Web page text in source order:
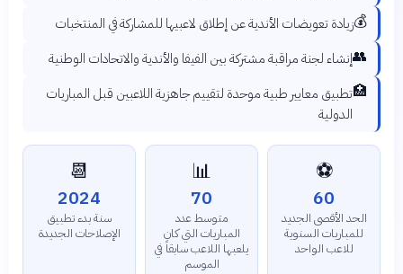
💰زيادة تعويضات الأندية عن إطلاق لاعبيها للمشاركة في المنتخبات
👥إنشاء لجنة مراقبة مشتركة بين الفيفا والأندية والاتحادات الوطنية
🏥تطبيق معايير طبية موحدة لتقييم جاهزية اللاعبين قبل المباريات
الدولية
⚽
60
الحد الأقصى الجديد
للمباريات السنوية
للاعب الواحد
📊
70
متوسط عدد
المباريات التي كان
يلعبها اللاعب سابقاً في
الموسم
📆
2024
سنة بدء تطبيق
الإصلاحات الجديدة